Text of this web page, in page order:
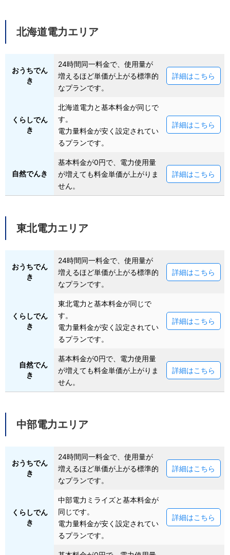
北海道電力エリア
おうちでん
き
24時間同一料金で、使用量が
増えるほど単価が上がる標準的
なプランです。
詳細はこちら
くらしでん
き
北海道電力と基本料金が同じで
す。
電力量料金が安く設定されてい
るプランです。
詳細はこちら
自然でんき
基本料金が0円で、電力使用量
が増えても料金単価が上がりま
せん。
詳細はこちら
東北電力エリア
おうちでん
き
24時間同一料金で、使用量が
増えるほど単価が上がる標準的
なプランです。
詳細はこちら
くらしでん
き
東北電力と基本料金が同じで
す。
電力量料金が安く設定されてい
るプランです。
詳細はこちら
自然でん
き
基本料金が0円で、電力使用量
が増えても料金単価が上がりま
せん。
詳細はこちら
中部電力エリア
おうちでん
き
24時間同一料金で、使用量が
増えるほど単価が上がる標準的
なプランです。
詳細はこちら
くらしでん
き
中部電力ミライズと基本料金が
同じです。
電力量料金が安く設定されてい
るプランです。
詳細はこちら